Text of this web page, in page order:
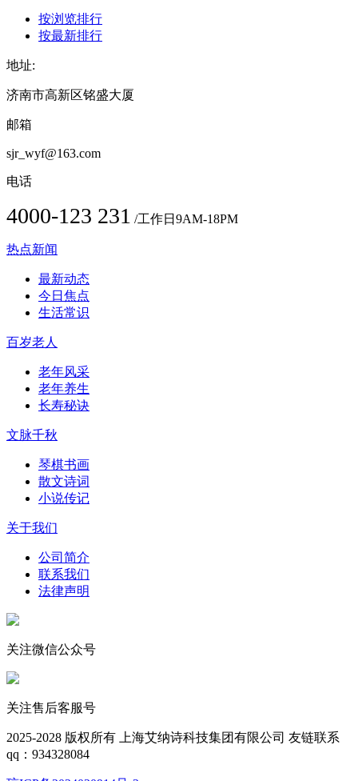
按浏览排行
按最新排行
地址:
济南市高新区铭盛大厦
邮箱
sjr_wyf@163.com
电话
4000-123 231 /工作日9AM-18PM
热点新闻
最新动态
今日焦点
生活常识
百岁老人
老年风采
老年养生
长寿秘诀
文脉千秋
琴棋书画
散文诗词
小说传记
关于我们
公司简介
联系我们
法律声明
关注微信公众号
关注售后客服号
2025-2028 版权所有 上海艾纳诗科技集团有限公司 友链联系
qq：934328084